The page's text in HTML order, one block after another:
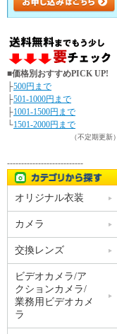
■価格別おすすめPICK UP!
├500円まで
├501-1000円まで
├1001-1500円まで
└1501-2000円まで
（不定期更新）
---------------------------
オリジナル衣装
カメラ
交換レンズ
ビデオカメラ/ア
クションカメラ/
業務用ビデオカメ
ラ